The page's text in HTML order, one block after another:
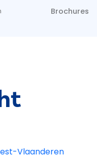
Brochures
Vlaanderen